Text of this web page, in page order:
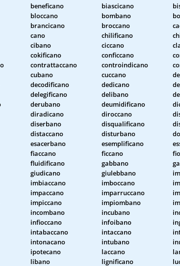
beneficano biascicano
bloccano bombano
brancicano broccano
cano chilificano
cibano ciccano
cokificano conficcano
contrattaccano controindicano
cubano cuccano
decodificano dedicano
delegificano delibano
derubano deumidificano
diradicano diroccano
diserbano disqualificano
distaccano disturbano
esacerbano esemplificano
fiaccano ficcano
fluidificano gabbano
giudicano giulebbano
imbiaccano imboccano
impaccano imparruccano
impiccano impiombano
incombano incubano
infioccano infoibano
intabaccano intaccano
intonacano intubano
ipotecano laccano
libano lignificano